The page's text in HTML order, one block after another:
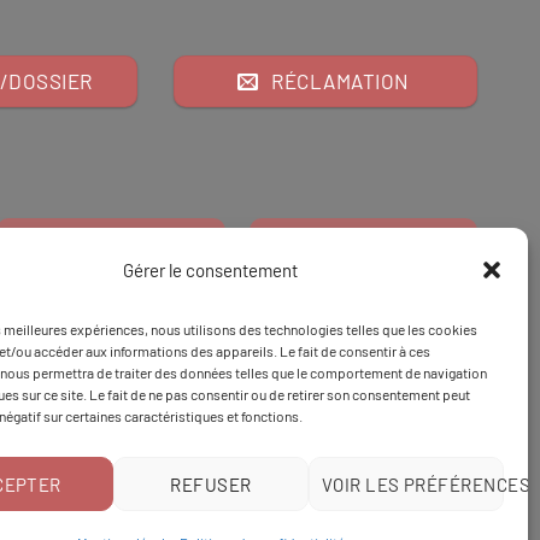
Gérer le consentement
meilleures expériences, nous utilisons des technologies telles que les cookies
ou accéder aux informations des appareils. Le fait de consentir à ces
permettra de traiter des données telles que le comportement de navigation
sur ce site. Le fait de ne pas consentir ou de retirer son consentement peut
sur certaines caractéristiques et fonctions.
REFUSER VOIR LES PRÉFÉRENCES
DOSSIER RÉCLAMATION
Financeur
Tapez 3
EtTapez 98pour
une formation